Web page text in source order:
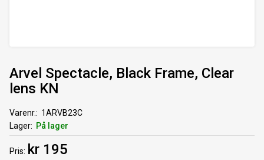
Arvel Spectacle, Black Frame, Clear
lens KN
Varenr.
1ARVB23C
Lager
På lager
Pris kr 195